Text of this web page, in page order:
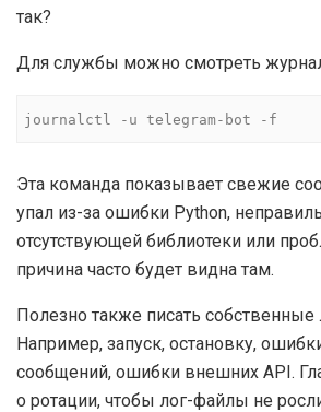
так?
Для службы можно смотреть
journalctl -u telegram-bot -f
Эта команда показывает свежие
упал из-за ошибки Python,
отсутствующей библиотеки или
причина часто будет видна там.
Полезно также писать собственные
Например, запуск, остановку,
сообщений, ошибки внешних API.
о ротации, чтобы лог-файлы не